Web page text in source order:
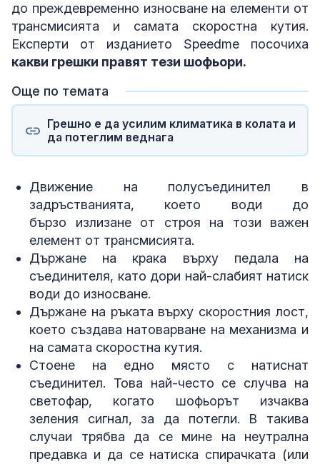
до преждевременно износване на елементи от
трансмисията и самата скоростна кутия.
Експерти от изданието Speedme посочиха
какви грешки правят тези шофьори.
Още по темата
Грешно е да усилим климатика в колата и
да потеглим веднага
Движение на полусъединител в
задръстванията, което води до
бързо излизане от строя на този важен
елемент от трансмисията.
Държане на крака върху педала на
съединителя, като дори най-слабият натиск
води до износване.
Държане на ръката върху скоростния лост,
което създава натоварване на механизма и
на самата скоростна кутия.
Стоене на едно място с натиснат
съединител. Това най-често се случва на
светофар, когато шофьорът изчаква
зеления сигнал, за да потегли. В такива
случаи трябва да се мине на неутрална
предавка и да се натиска спирачката (или